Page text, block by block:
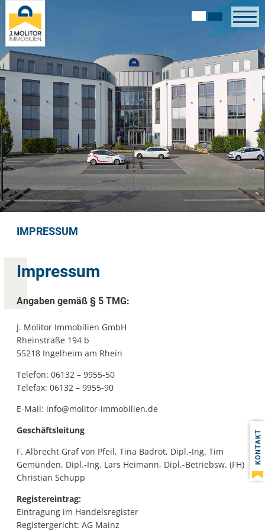
IMPRESSUM
Impressum
Angaben gemäß § 5 TMG:
J. Molitor Immobilien GmbH
Rheinstraße 194 b
55218 Ingelheim am Rhein
Telefon: 06132 – 9955-50
Telefax: 06132 – 9955-90
E-Mail: info@molitor-immobilien.de
Geschäftsleitung
F. Albrecht Graf von Pfeil, Tina Badrot, Dipl.-Ing. Tim
Gemünden, Dipl.-Ing. Lars Heimann, Dipl.-Betriebsw. (FH)
Christian Schupp
Registereintrag:
Eintragung im Handelsregister
Registergericht: AG Mainz